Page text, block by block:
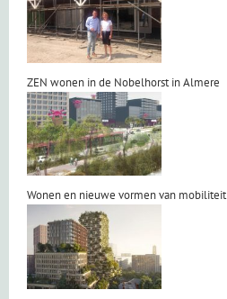
ZEN wonen in de Nobelhorst in Almere
Wonen en nieuwe vormen van mobiliteit